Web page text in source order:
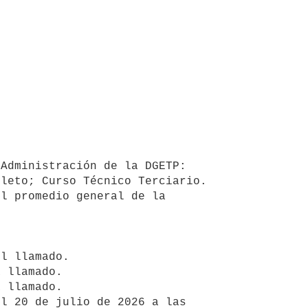
de la DGETP:
Curso Técnico Terciario.
promedio general de la
llamado.
llamado.
20 de julio de 2026 a las